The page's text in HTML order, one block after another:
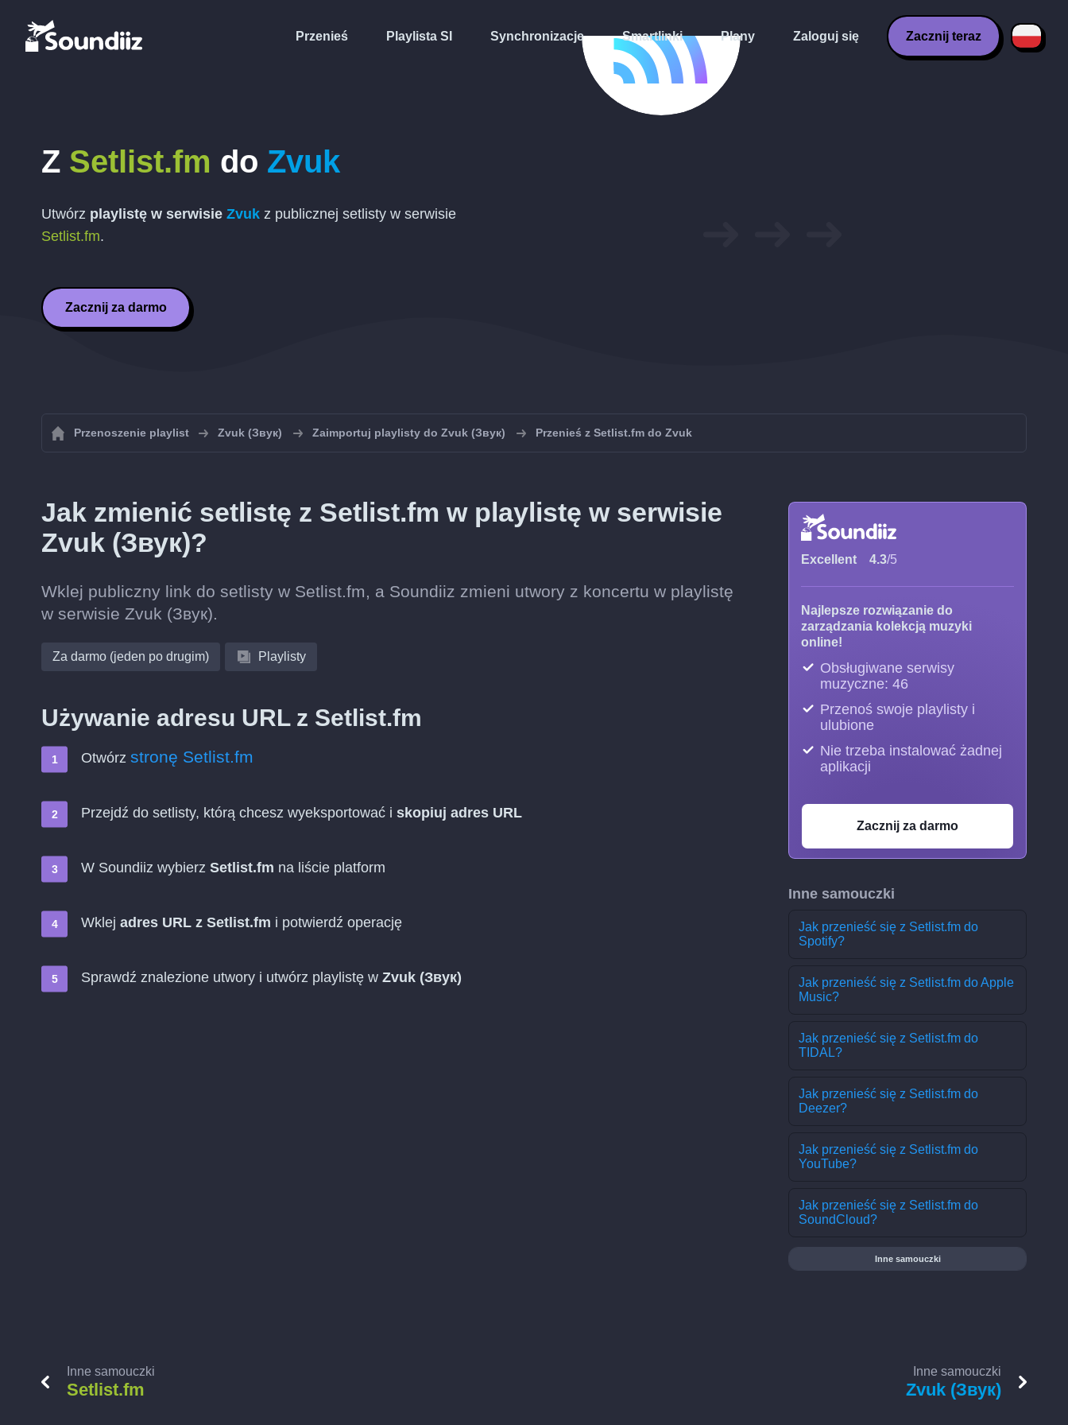
Przenieś Playlista SI Synchronizacje Smartlinki Plany Zaloguj się Zacznij teraz
Z Setlist.fm do Zvuk
Utwórz playlistę w serwisie Zvuk z publicznej setlisty w serwisie
Setlist.fm.
Zacznij za darmo
Przenoszenie playlist Zvuk (Звук) Zaimportuj playlisty do Zvuk (Звук) Przenieś z Setlist.fm do Zvuk
Jak zmienić setlistę z Setlist.fm w playlistę w serwisie
Zvuk (Звук)?
Wklej publiczny link do setlisty w Setlist.fm, a Soundiiz zmieni utwory z koncertu w playlistę
w serwisie Zvuk (Звук).
Za darmo (jeden po drugim) Playlisty
Używanie adresu URL z Setlist.fm
Otwórz stronę Setlist.fm
Przejdź do setlisty, którą chcesz wyeksportować i skopiuj adres URL
W Soundiiz wybierz Setlist.fm na liście platform
Wklej adres URL z Setlist.fm i potwierdź operację
Sprawdź znalezione utwory i utwórz playlistę w Zvuk (Звук)
Excellent 4.3/5
Najlepsze rozwiązanie do
zarządzania kolekcją muzyki
online!
Obsługiwane serwisy
muzyczne: 46
Przenoś swoje playlisty i
ulubione
Nie trzeba instalować żadnej
aplikacji
Zacznij za darmo
Inne samouczki
Jak przenieść się z Setlist.fm do
Spotify?
Jak przenieść się z Setlist.fm do Apple
Music?
Jak przenieść się z Setlist.fm do
TIDAL?
Jak przenieść się z Setlist.fm do
Deezer?
Jak przenieść się z Setlist.fm do
YouTube?
Jak przenieść się z Setlist.fm do
SoundCloud?
Inne samouczki
Inne samouczki
Setlist.fm
Inne samouczki
Zvuk (Звук)